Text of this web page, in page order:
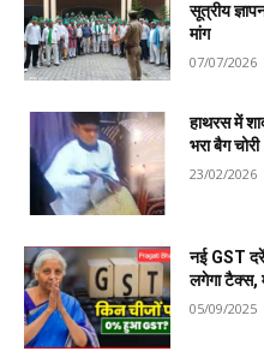
सूत्रीय
मांग
07/07/2026
हाथरस में
भरा बैग चोरी
23/02/2026
नई GST
लगेगा टैक्स,
05/09/2025